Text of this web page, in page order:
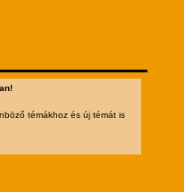
témákhoz és új témát is